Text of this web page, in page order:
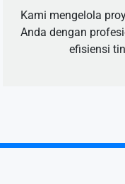
Kami mengelola
Anda dengan
efisiensi